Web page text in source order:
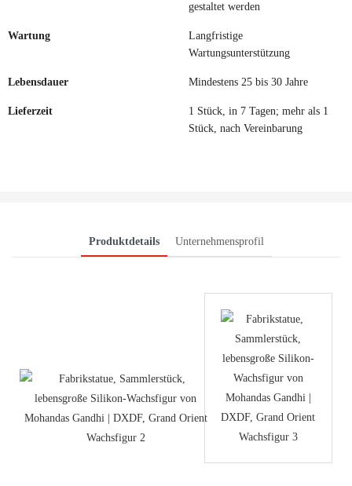
gestaltet werden
Wartung
Langfristige
Wartungsunterstützung
Lebensdauer Mindestens 25 bis 30 Jahre
Lieferzeit
1 Stück, in 7 Tagen; mehr als 1
Stück, nach Vereinbarung
Produktdetails Unternehmensprofil